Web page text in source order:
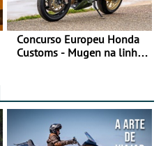
Concurso Europeu Honda
Customs - Mugen na linha